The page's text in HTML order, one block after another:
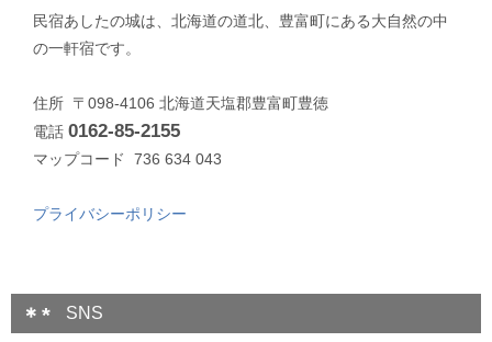
民宿あしたの城は、北海道の道北、豊富町にある大自然の中
の一軒宿です。
住所 〒098-4106 北海道天塩郡豊富町豊徳
電話 0162-85-2155
マップコード 736 634 043
プライバシーポリシー
SNS